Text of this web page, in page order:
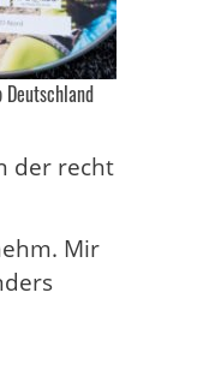
Deutschland
der recht
Mir